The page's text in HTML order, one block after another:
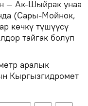
— Ак-Шыйрак унаа
(Сары-Мойнок,
көчкү түшүүсү
тайгак болуп
аралык
Кыргызгидромет